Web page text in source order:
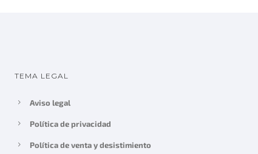
TEMA LEGAL
Aviso legal
Política de privacidad
Política de venta y desistimiento